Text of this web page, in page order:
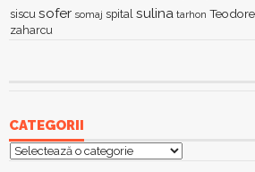
siscu sofer somaj spital sulina tarhon
zaharcu
CATEGORII
Categorii